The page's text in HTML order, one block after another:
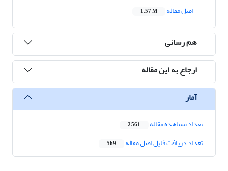
اصل مقاله
1.57 M
هم رسانی
ارجاع به این مقاله
آمار
تعداد مشاهده مقاله 2,561
تعداد دریافت فایل اصل مقاله 569